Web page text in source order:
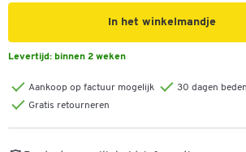
In het winkelmandje
Levertijd: binnen 2 weken
Aankoop op factuur mogelijk
30 dagen
Gratis retourneren